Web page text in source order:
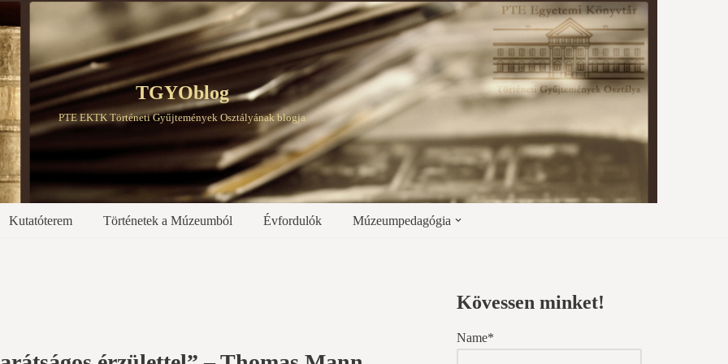
TGYOblog
PTE EKTK Történeti Gyűjtemények Osztályának blogja
Kutatóterem Történetek a Múzeumból Évfordulók Múzeumpedagógia
Kövessen minket!
Name*